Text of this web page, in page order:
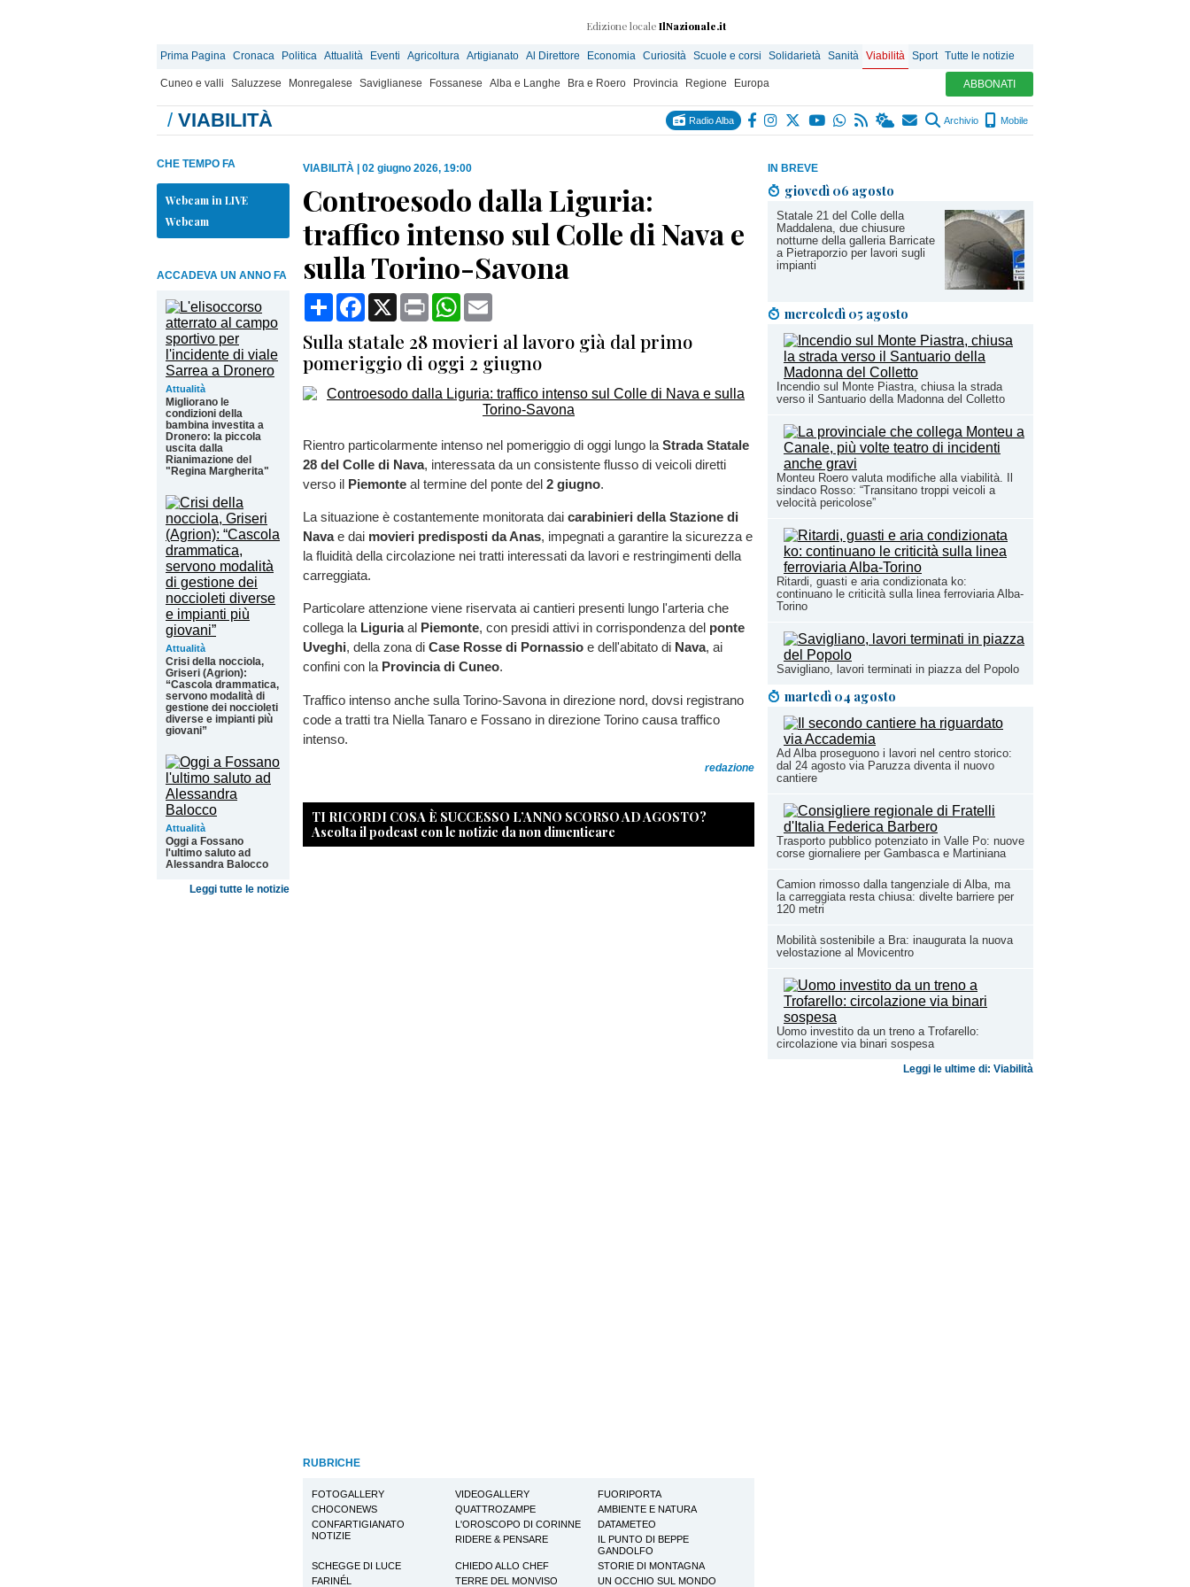
Edizione locale IlNazionale.it
Prima Pagina Cronaca Politica Attualità Eventi Agricoltura Artigianato Al Direttore Economia Curiosità Scuole e corsi Solidarietà Sanità Viabilità Sport Tutte le notizie
Cuneo e valli Saluzzese Monregalese Saviglianese Fossanese Alba e Langhe Bra e Roero Provincia Regione Europa ABBONATI
/ VIABILITÀ Radio Alba Archivio Mobile
IN BREVE
giovedì 06 agosto
Statale 21 del Colle della
Maddalena, due chiusure
notturne della galleria Barricate
a Pietraporzio per lavori sugli
impianti
mercoledì 05 agosto
Incendio sul Monte Piastra, chiusa la strada
verso il Santuario della Madonna del Colletto
Monteu Roero valuta modifiche alla viabilità. Il
sindaco Rosso: “Transitano troppi veicoli a
velocità pericolose”
Ritardi, guasti e aria condizionata ko:
continuano le criticità sulla linea ferroviaria Alba-
Torino
Savigliano, lavori terminati in piazza del Popolo
martedì 04 agosto
Ad Alba proseguono i lavori nel centro storico:
dal 24 agosto via Paruzza diventa il nuovo
cantiere
Trasporto pubblico potenziato in Valle Po: nuove
corse giornaliere per Gambasca e Martiniana
Camion rimosso dalla tangenziale di Alba, ma
la carreggiata resta chiusa: divelte barriere per
120 metri
Mobilità sostenibile a Bra: inaugurata la nuova
velostazione al Movicentro
Uomo investito da un treno a Trofarello:
circolazione via binari sospesa
Leggi le ultime di: Viabilità
CHE TEMPO FA
Webcam in LIVE
Webcam
ACCADEVA UN ANNO FA
Attualità
Migliorano le
condizioni della
bambina investita a
Dronero: la piccola
uscita dalla
Rianimazione del
"Regina Margherita"
Attualità
Crisi della nocciola,
Griseri (Agrion):
“Cascola drammatica,
servono modalità di
gestione dei noccioleti
diverse e impianti più
giovani”
Attualità
Oggi a Fossano
l'ultimo saluto ad
Alessandra Balocco
Leggi tutte le notizie
VIABILITÀ 02 giugno 2026, 19:00
Controesodo dalla Liguria:
traffico intenso sul Colle di Nava e
sulla Torino-Savona
CondividiFacebook
X Print WhatsApp
Sulla statale 28 movieri al lavoro già dal primo
pomeriggio di oggi 2 giugno
Rientro particolarmente intenso nel pomeriggio di oggi lungo la Strada Statale
28 del Colle di Nava, interessata da un consistente flusso di veicoli diretti
verso il Piemonte al termine del ponte del 2 giugno.
La situazione è costantemente monitorata dai carabinieri della Stazione di
Navae dai movieri predisposti da Anas, impegnati a garantire la sicurezza e
la fluidità della circolazione nei tratti interessati da lavori e restringimenti della
carreggiata.
Particolare attenzione viene riservata ai cantieri presenti lungo l'arteria che
collega la Liguriaal Piemonte, con presidi attivi in corrispondenza del ponte
Uveghi, della zona di Case Rosse di Pornassio e dell'abitato di Nava, ai
confini con la Provincia di Cuneo.
Traffico intenso anche sulla Torino-Savona in direzione nord, dovsi registrano
code a tratti tra Niella Tanaro e Fossano in direzione Torino causa traffico
intenso.
redazione
TI RICORDI COSA È SUCCESSO L’ANNO SCORSO AD AGOSTO?
Ascolta il podcast con le notizie da non dimenticare
RUBRICHE
FOTOGALLERY VIDEOGALLERY
FUORIPORTA
CHOCONEWS
QUATTROZAMPE
AMBIENTE E NATURA
CONFARTIGIANATO
NOTIZIE
L'OROSCOPO DI CORINNE
DATAMETEO
RIDERE & PENSARE
IL PUNTO DI BEPPE
GANDOLFO
SCHEGGE DI LUCE
CHIEDO ALLO CHEF
STORIE DI MONTAGNA
FARINÉL
TERRE DEL MONVISO UN OCCHIO SUL MONDO